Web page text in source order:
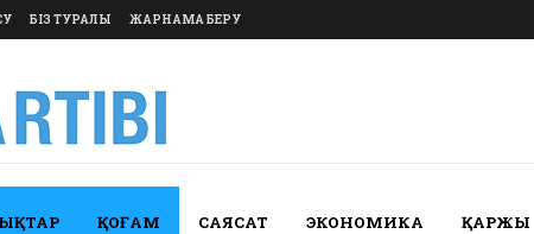
БІЗ ТУРАЛЫ ЖАРНАМА БЕРУ
ҚОҒАМ САЯСАТ ЭКОНОМИКА ҚАРЖЫ